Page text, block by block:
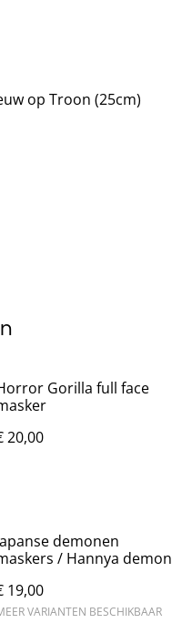
op Troon (25cm)
Gorilla full face
20,00
demonen
/ Hannya demon
19,00
VARIANTEN BESCHIKBAAR